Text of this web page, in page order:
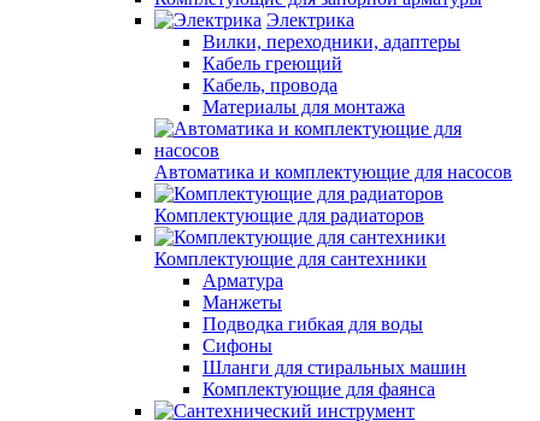
Электрика
Вилки, переходники, адаптеры
Кабель греющий
Кабель, провода
Материалы для монтажа
Автоматика и комплектующие для насосов
Комплектующие для радиаторов
Комплектующие для сантехники
Арматура
Манжеты
Подводка гибкая для воды
Сифоны
Шланги для стиральных машин
Комплектующие для фаянса